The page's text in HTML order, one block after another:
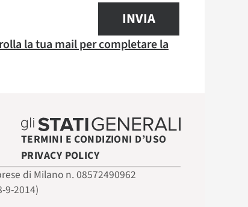
INVIA
la tua mail per completare la
TERMINI E CONDIZIONI D’USO
PRIVACY POLICY
di Milano n. 08572490962
9-2014)